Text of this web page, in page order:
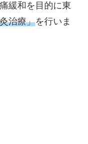
緩和を目的に東
治療」を行いま